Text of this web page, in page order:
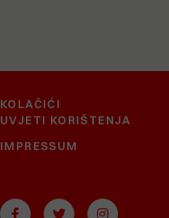
KOLAČIĆI
UVJETI KORIŠTENJA
IMPRESSUM